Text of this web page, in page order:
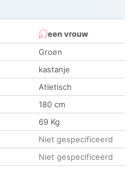
een vrouw
Groen
kastanje
Atletisch
180 cm
69 Kg
Niet gespecificeerd
Niet gespecificeerd